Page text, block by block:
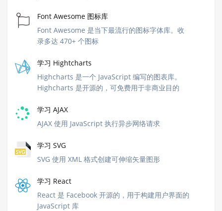
Font Awesome 图标库
Font Awesome 是当下最流行的图标字体库。收
录多达 470+ 个图标
学习 Hightcharts
Highcharts 是一个 JavaScript 编写的图表库。
Highcharts 是开源的，可免费用于非商业目的
学习 AJAX
AJAX 使用 JavaScript 执行异步网络请求
学习 SVG
SVG 使用 XML 格式创建可伸缩矢量图形
学习 React
React 是 Facebook 开源的，用于构建用户界面的
JavaScript 库